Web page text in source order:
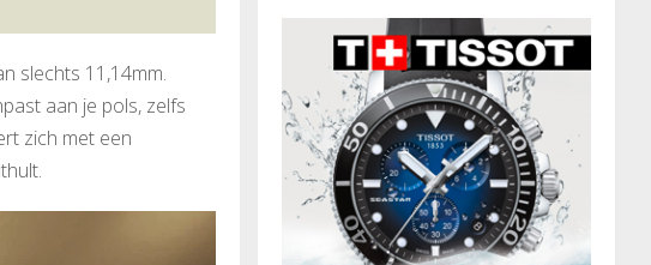
slechts 11,14mm.
aan je pols, zelfs
zich met een